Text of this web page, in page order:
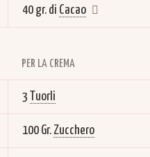
40 gr. di Cacao
PER LA CREMA
3 Tuorli
100 Gr.Zucchero